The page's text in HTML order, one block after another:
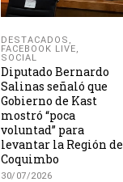
DESTACADOS ,
FACEBOOK LIVE,
SOCIAL
Diputado Bernardo
Salinas señaló que
Gobierno de Kast
mostró “poca
voluntad” para
levantar la Región de
Coquimbo
30/07/2026